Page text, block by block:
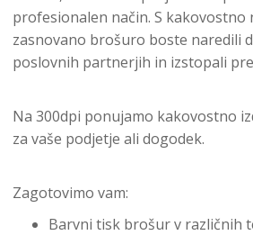
profesionalen način. S
zasnovano brošuro boste naredili
poslovnih partnerjih in izstopali
Na 300dpi ponujamo kakovostno
za vaše podjetje ali dogodek.
Zagotovimo vam:
Barvni tisk brošur v različnih